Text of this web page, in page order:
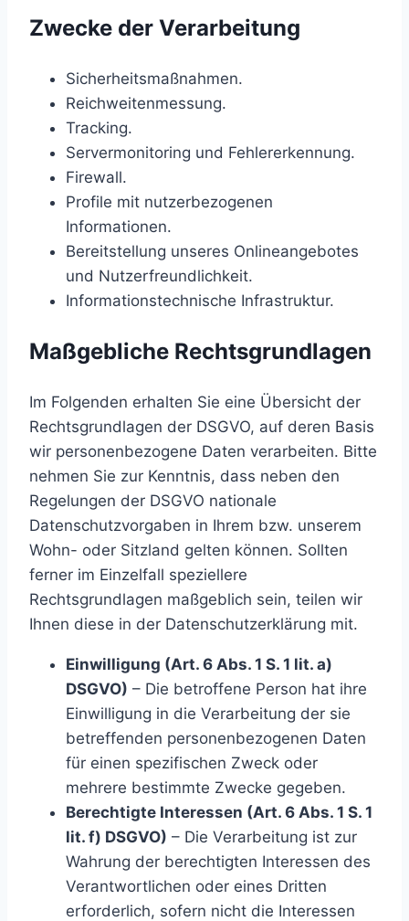
Zwecke der Verarbeitung
Sicherheitsmaßnahmen.
Reichweitenmessung.
Tracking.
Servermonitoring und Fehlererkennung.
Firewall.
Profile mit nutzerbezogenen
Informationen.
Bereitstellung unseres Onlineangebotes
und Nutzerfreundlichkeit.
Informationstechnische Infrastruktur.
Maßgebliche Rechtsgrundlagen
Im Folgenden erhalten Sie eine Übersicht der
Rechtsgrundlagen der DSGVO, auf deren Basis
wir personenbezogene Daten verarbeiten. Bitte
nehmen Sie zur Kenntnis, dass neben den
Regelungen der DSGVO nationale
Datenschutzvorgaben in Ihrem bzw. unserem
Wohn- oder Sitzland gelten können. Sollten
ferner im Einzelfall speziellere
Rechtsgrundlagen maßgeblich sein, teilen wir
Ihnen diese in der Datenschutzerklärung mit.
Einwilligung (Art. 6 Abs. 1 S. 1 lit. a)
DSGVO) – Die betroffene Person hat ihre
Einwilligung in die Verarbeitung der sie
betreffenden personenbezogenen Daten
für einen spezifischen Zweck oder
mehrere bestimmte Zwecke gegeben.
Berechtigte Interessen (Art. 6 Abs. 1 S. 1
lit. f) DSGVO) – Die Verarbeitung ist zur
Wahrung der berechtigten Interessen des
Verantwortlichen oder eines Dritten
erforderlich, sofern nicht die Interessen